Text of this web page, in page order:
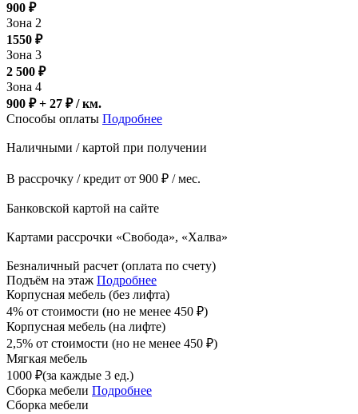
900 ₽
Зона 2
1550 ₽
Зона 3
2 500 ₽
Зона 4
900 ₽ + 27 ₽/ км.
Способы оплаты Подробнее
Наличными / картой при получении
В рассрочку / кредит от 900 ₽ / мес.
Банковской картой на сайте
Картами рассрочки «Свобода», «Халва»
Безналичный расчет (оплата по счету)
Подъём на этаж Подробнее
Корпусная мебель (без лифта)
4% от стоимости (но не менее 450 ₽)
Корпусная мебель (на лифте)
2,5% от стоимости (но не менее 450 ₽)
Мягкая мебель
1000 ₽(за каждые 3 ед.)
Сборка мебели Подробнее
Сборка мебели